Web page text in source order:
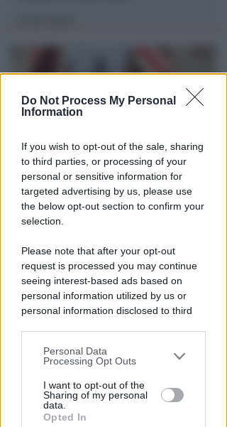
Do Not Process My Personal
Information
If you wish to opt-out of the sale, sharing
to third parties, or processing of your
personal or sensitive information for
targeted advertising by us, please use
the below opt-out section to confirm your
selection.
Please note that after your opt-out
request is processed you may continue
seeing interest-based ads based on
personal information utilized by us or
personal information disclosed to third
You may separately opt-out of the further
disclosure of your personal information
by third parties on the IAB’s list of
downstream participants.
Personal Data
Processing Opt Outs
I want to opt-out of the
Sharing of my personal
data.
Opted In
DRAMMA IN MARE
Stroncato in acqua da un
malore, turista 65enne perde la
Lamberto Abbati
I GENITORI ORIGINARI DI RIMINI